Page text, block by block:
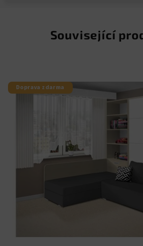
Související
Doprava zdarma